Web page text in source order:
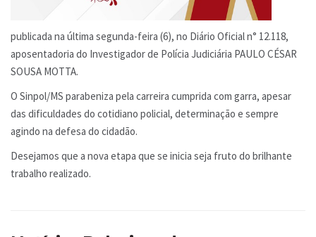
publicada na última segunda-feira (6), no Diário Oficial n° 12.118,
aposentadoria do Investigador de Polícia Judiciária PAULO CÉSAR
SOUSA MOTTA.
O Sinpol/MS parabeniza pela carreira cumprida com garra, apesar
das dificuldades do cotidiano policial, determinação e sempre
agindo na defesa do cidadão.
Desejamos que a nova etapa que se inicia seja fruto do brilhante
trabalho realizado.